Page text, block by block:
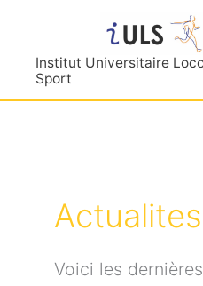
contenuInstitut Universitaire
Sport
Actualites
Voici les